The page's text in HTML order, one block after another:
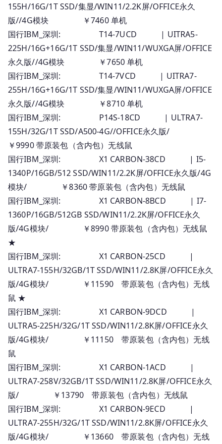
155H/16G/1T SSD/集显/WIN11/2.2K屏/OFFICE永久
版//4G模块 ￥7460 单机
国行IBM_深圳: T14-7UCD | UITRA5-
225H/16G+16G/1T SSD/集显/WIN11/WUXGA屏/OFFICE
永久版//4G模块 ￥7650 单机
国行IBM_深圳: T14-7VCD | UITRA7-
255H/16G+16G/1T SSD/集显/WIN11/WUXGA屏/OFFICE
永久版//4G模块 ￥8710 单机
国行IBM_深圳: P14S-18CD | ULTRA7-
155H/32G/1T SSD/A500-4G//OFFICE永久版/
￥9990 带原装包（含内包）无线鼠
国行IBM_深圳: X1 CARBON-38CD | I5-
1340P/16GB/512 SSD/WIN11/2.2K屏/OFFICE永久版/4G
模块/ ￥8360 带原装包（含内包）无线鼠
国行IBM_深圳: X1 CARBON-8BCD | I7-
1360P/16GB/512GB SSD/WIN11/2.2K屏/OFFICE永久
版/4G模块/ ￥8990 带原装包（含内包）无线鼠
★
国行IBM_深圳: X1 CARBON-25CD |
ULTRA7-155H/32GB/1T SSD/WIN11/2.8K屏/OFFICE永久
版/4G模块/ ￥11590 带原装包（含内包）无线
鼠 ★
国行IBM_深圳: X1 CARBON-9DCD |
ULTRA5-225H/32G/1T SSD/WIN11/2.8K屏/OFFICE永久
版/4G模块/ ￥11150 带原装包（含内包）无线
鼠
国行IBM_深圳: X1 CARBON-1ACD |
ULTRA7-258V/32GB/1T SSD/WIN11/2.8K屏/OFFICE永久
版/ ￥13790 带原装包（含内包）无线鼠
国行IBM_深圳: X1 CARBON-9ECD |
ULTRA7-255H/32G/1T SSD/WIN11/2.8K屏/OFFICE永久
版/4G模块/ ￥13660 带原装包（含内包）无线